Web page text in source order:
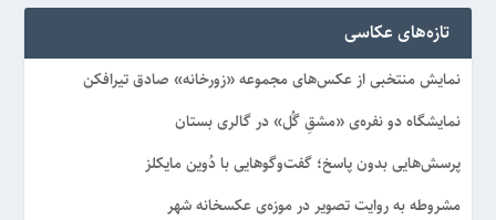
تازه‌های عکاسی
نمایش منتخبی از عکس‌های مجموعه «زورخانه» صادق تیرافکن
نمایشگاه دو نفره‌ی «مشقِ گُل» در گالری بستان
پرسش‌هایی بدون پاسخ؛ گفت‌وگوهایی با دُوین مایکلز
مشروطه به روایت تصویر در موزه‌ی عکسخانه شهر